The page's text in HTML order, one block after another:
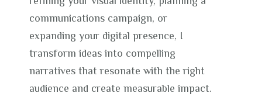
communications campaign, or
expanding your digital presence, I
transform ideas into compelling
narratives that resonate with the right
audience and create measurable impact.